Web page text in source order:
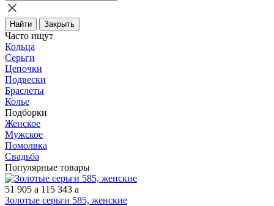
Найти Закрыть
Часто ищут
Кольца
Серьги
Цепочки
Подвески
Браслеты
Колье
Подборки
Женское
Мужское
Помолвка
Свадьба
Популярные товары
51 905 a 115 343 a
Золотые серьги 585, женские